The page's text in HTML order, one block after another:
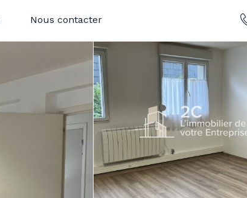
Nous contacter